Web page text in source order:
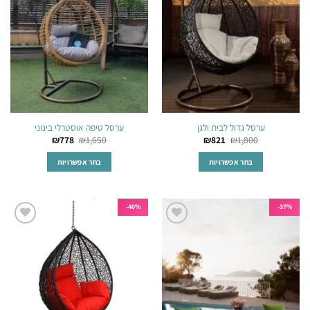
לבחור
את
האפשרויות
בעמוד
המוצר
ערסל גדול לבית ולגן
₪1,800
₪821
בחר אפשרויות
את
האפשרויות
ערסל טיפה אוסטרלי בינוני
₪1,650
₪778
בחר אפשרויות
יש
מספר
סוגים.
ניתן
לבחור
את
האפשרויות
37%-
המשאלות
40%-